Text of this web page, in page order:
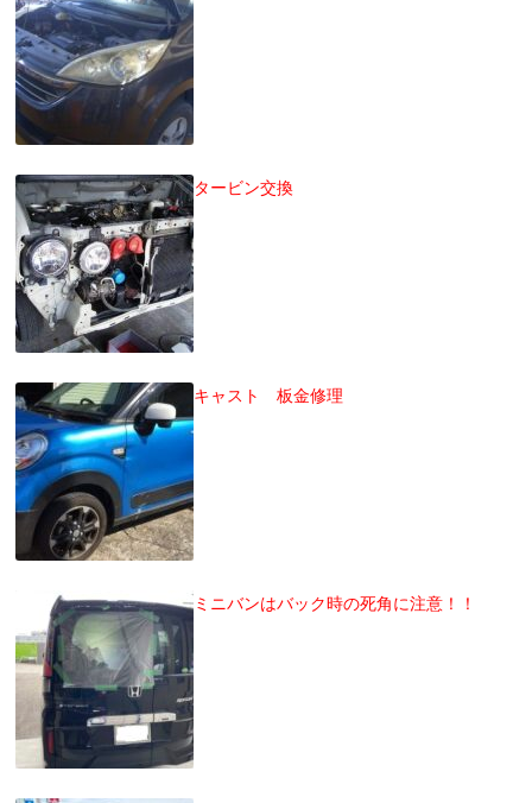
タービン交換
キャスト 板金修理
ミニバンはバック時の死角に注意！！